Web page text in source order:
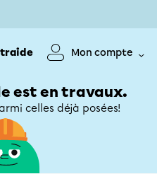
Mon compte
est en travaux.
celles déjà posées!